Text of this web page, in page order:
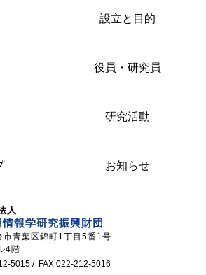
設立と目的
役員・研究員
研究活動
お知らせ
人
報学研究振興財団
市青葉区錦町1丁目5番1号
4階
5015 / FAX 022-212-5016